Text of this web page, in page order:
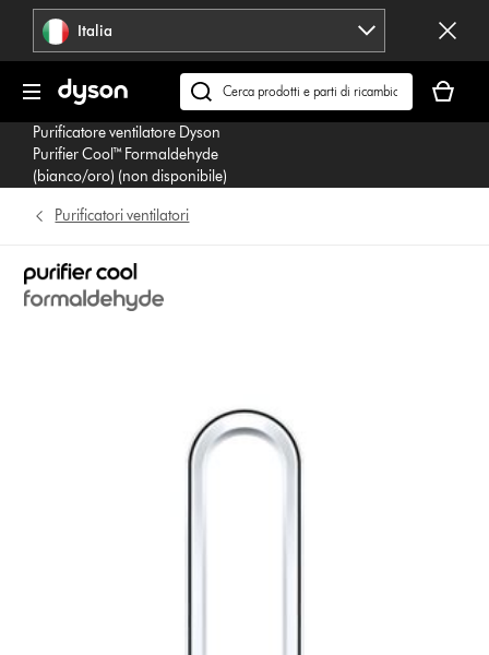
navigazione Italia
Cerca
su
dyson.it
carrello
è
Purificatore ventilatore Dyson
Purifier Cool™ Formaldehyde
(bianco/oro) (non disponibile)
Purificatori ventilatori